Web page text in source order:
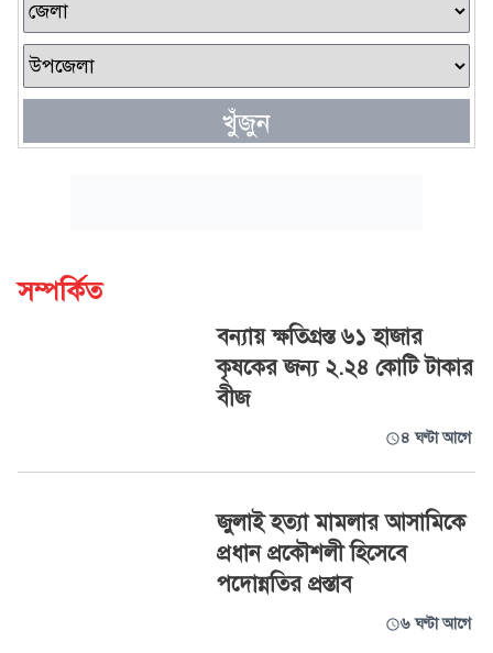
খুঁজুন
সম্পর্কিত
বন্যায় ক্ষতিগ্রস্ত ৬১ হাজার
কৃষকের জন্য ২.২৪ কোটি টাকার
বীজ
৪ ঘণ্টা আগে
জুলাই হত্যা মামলার আসামিকে
প্রধান প্রকৌশলী হিসেবে
পদোন্নতির প্রস্তাব
৬ ঘণ্টা আগে